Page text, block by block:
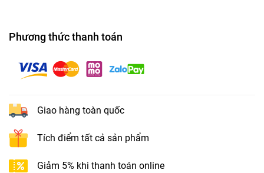
Phương thức thanh toán
Giao hàng toàn quốc
Tích điểm tất cả sản phẩm
Giảm 5% khi thanh toán online